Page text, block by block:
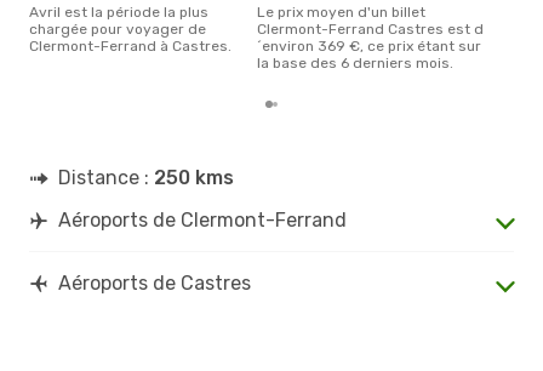
avril est la période la plus
chargée pour voyager de
Clermont-Ferrand à Castres.
Le prix moyen d'un billet
Clermont-Ferrand Castres est d
´environ 369 €, ce prix étant sur
la base des 6 derniers mois.
Distance : 250 kms
Aéroports de Clermont-Ferrand
Aéroports de Castres